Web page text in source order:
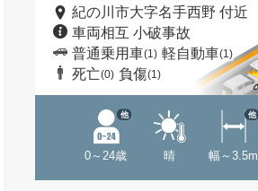
紀の川市大字名手西野 付近
車両相互 小破事故
普通乗用車(1) 軽自動車(1)
死亡(0) 負傷(1)
0～24歳
他
晴 幅～3.5m
他